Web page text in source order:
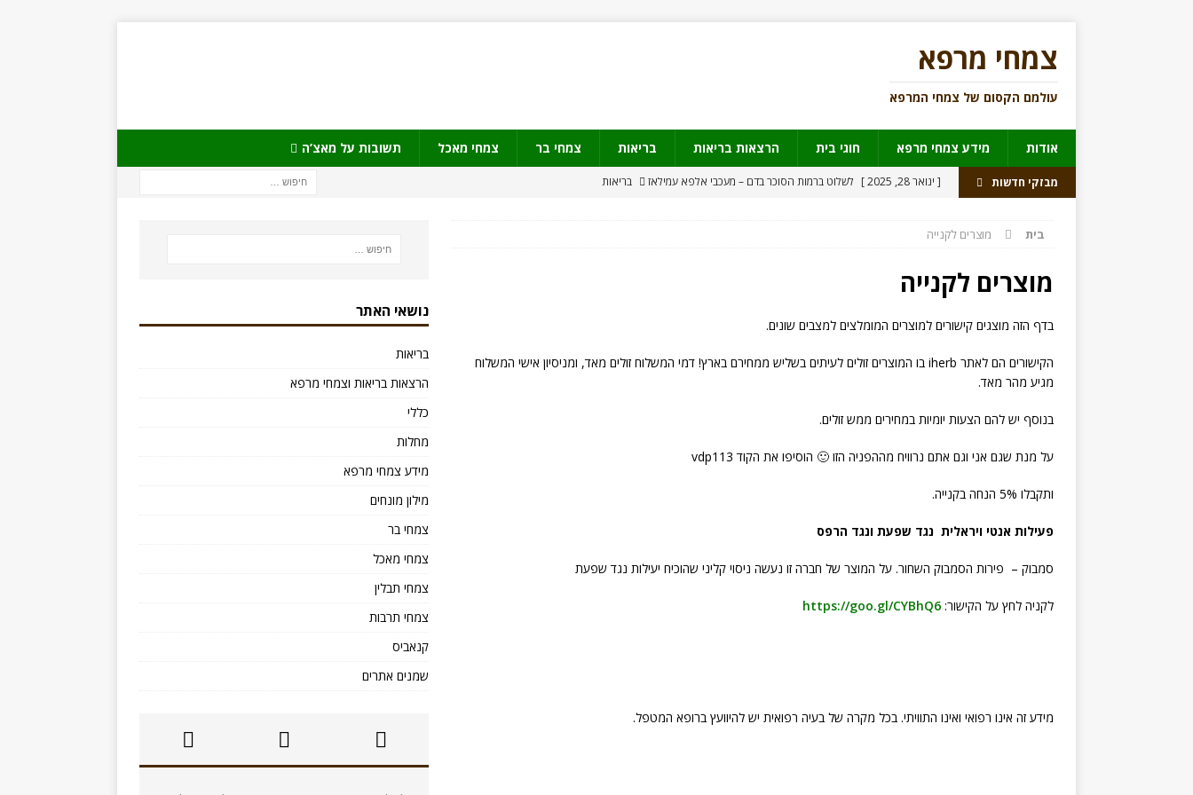
צמחי מרפא
עולמם הקסום של צמחי המרפא
אודות מידע צמחי מרפא חוגי בית הרצאות בריאות בריאות צמחי בר צמחי מאכל תשובות על מאצ’ה
מבזקי חדשות [ ינואר 28, 2025 ] לשלוט ברמות הסוכר בדם – מעכבי אלפא עמילאז
בריאות
[ יוני 17, 2021 ]
בית מוצרים לקנייה
מוצרים לקנייה
בדף הזה מוצגים קישורים למוצרים המומלצים למצבים שונים.
הקישורים הם לאתר iherb בו המוצרים זולים לעיתים בשליש ממחירם בארץ! דמי המשלוח זולים מאד, ומניסיון אישי המשלוח
מגיע מהר מאד.
בנוסף יש להם הצעות יומיות במחירים ממש זולים.
על מנת שגם אני וגם אתם נרוויח מההפניה הזו 🙂 הוסיפו את הקוד vdp113
ותקבלו 5% הנחה בקנייה.
פעילות אנטי ויראלית נגד שפעת ונגד הרפס
סמבוק – פירות הסמבוק השחור. על המוצר של חברה זו נעשה ניסוי קליני שהוכיח יעילות נגד שפעת
לקניה לחץ על הקישור: https://goo.gl/CYBhQ6
מידע זה אינו רפואי ואינו התוויתי. בכל מקרה של בעיה רפואית יש להיוועץ ברופא המטפל.
נושאי האתר
בריאות
הרצאות בריאות וצמחי מרפא
כללי
מחלות
מידע צמחי מרפא
מילון מונחים
צמחי בר
צמחי מאכל
צמחי תבלין
צמחי תרבות
קנאביס
שמנים אתרים